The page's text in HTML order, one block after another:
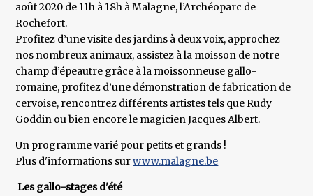
août 2020 de 11h à 18h à Malagne, l’Archéoparc de
Rochefort.
Profitez d’une visite des jardins à deux voix, approchez
nos nombreux animaux, assistez à la moisson de notre
champ d’épeautre grâce à la moissonneuse gallo-
romaine, profitez d’une démonstration de fabrication de
cervoise, rencontrez différents artistes tels que Rudy
Goddin ou bien encore le magicien Jacques Albert.
Un programme varié pour petits et grands !
Plus d'informations surwww.malagne.be
Les gallo-stages d'été